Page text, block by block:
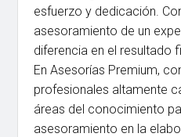
esfuerzo y dedicación.
asesoramiento de un
diferencia en el resultado
En Asesorías Premium,
profesionales altamente
áreas del conocimiento
asesoramiento en la